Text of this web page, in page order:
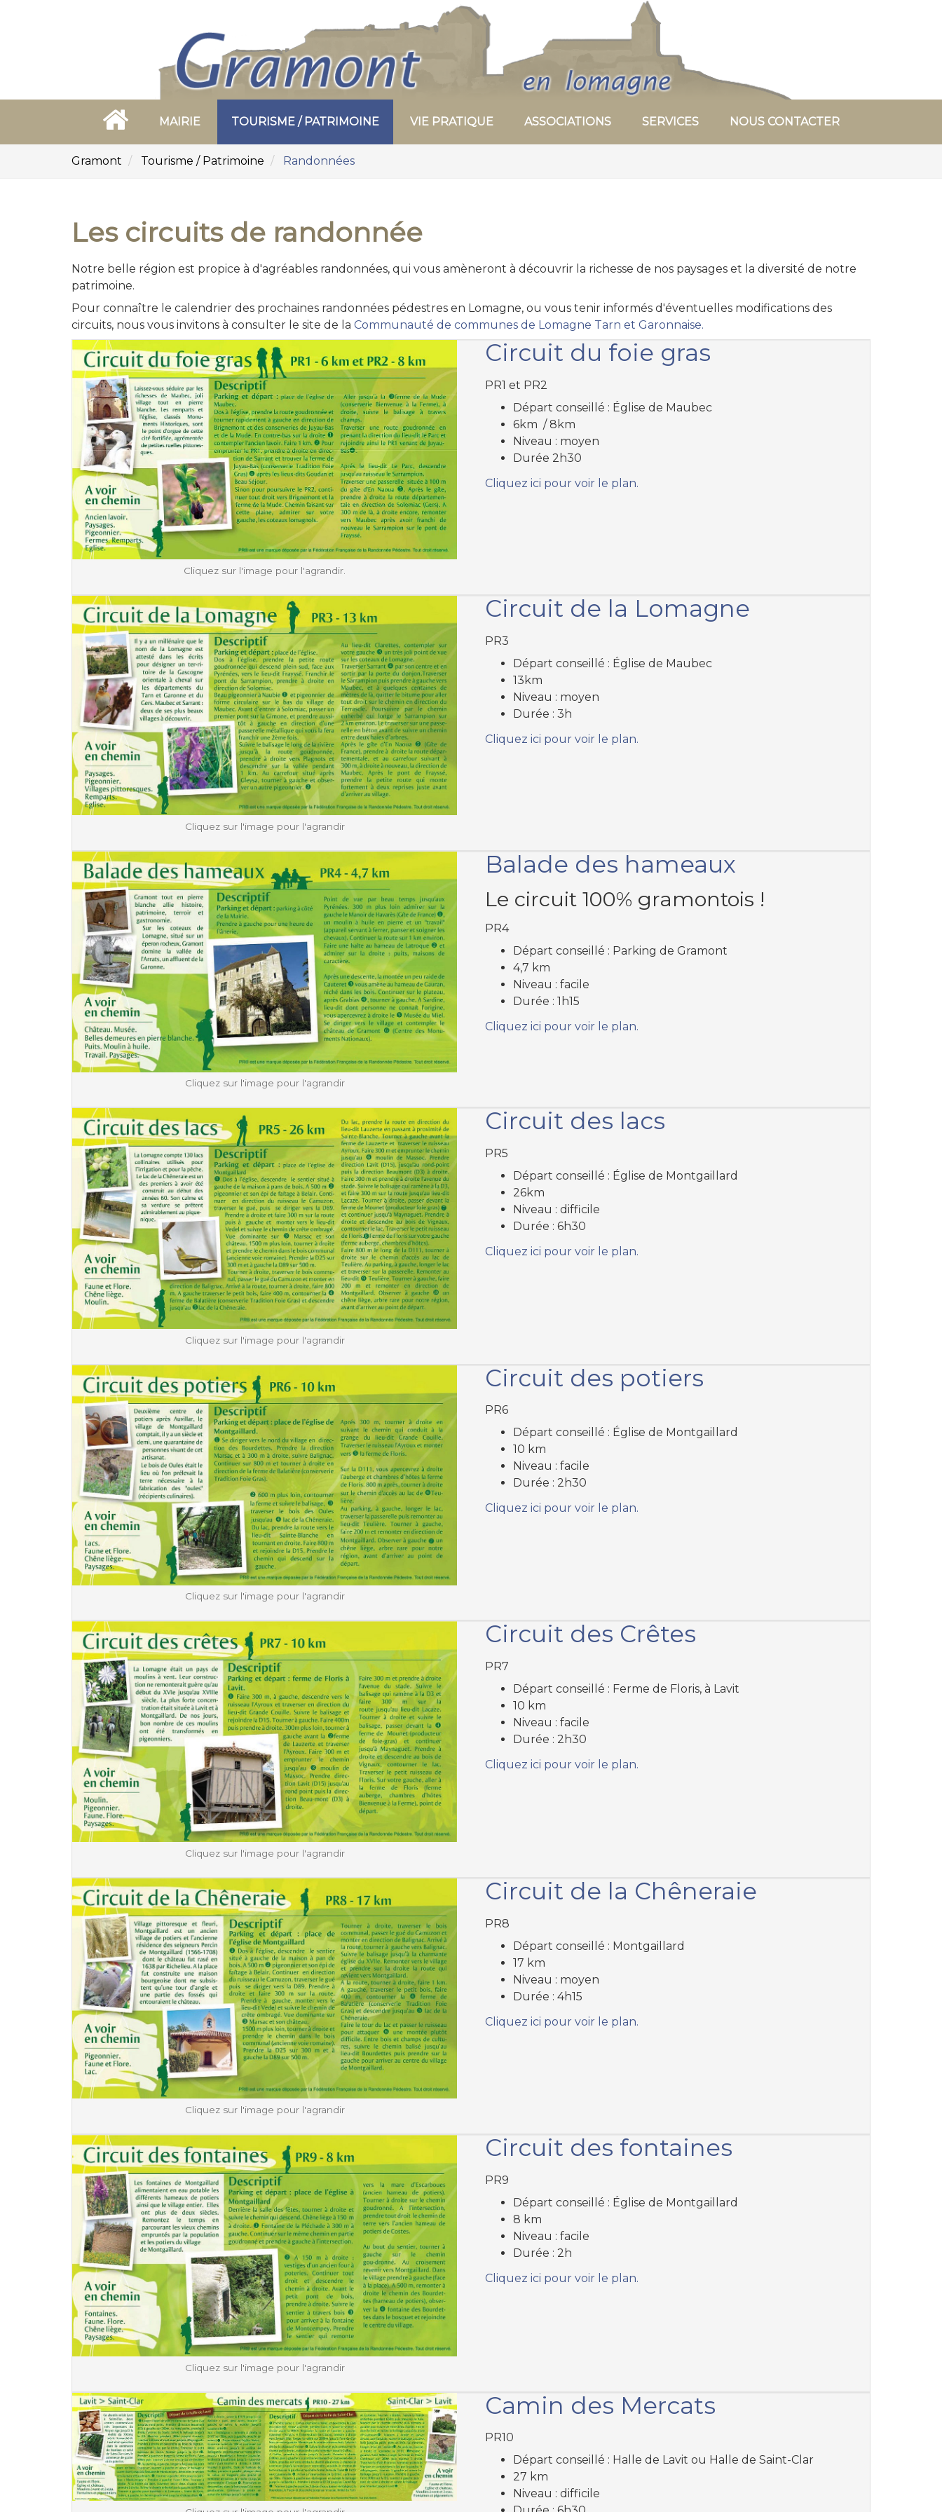
MAIRIE TOURISME / PATRIMOINE VIE PRATIQUE ASSOCIATIONS SERVICES NOUS CONTACTER
êtes
Gramont Tourisme / Patrimoine Randonnées
Les circuits de randonnée
Notre belle région est propice à d'agréables randonnées, qui vous amèneront à découvrir la richesse de nos paysages et la diversité de notre
patrimoine.
Pour connaître le calendrier des prochaines randonnées pédestres en Lomagne, ou vous tenir informés d'éventuelles modifications des
circuits, nous vous invitons à consulter le site de la Communauté de communes de Lomagne Tarn et Garonnaise.
Cliquez sur l'image pour l'agrandir.
Circuit du foie gras
PR1 et PR2
Départ conseillé : Église de Maubec
6km / 8km
Niveau : moyen
Durée 2h30
Cliquez ici pour voir le plan.
Cliquez sur l'image pour l'agrandir
Circuit de la Lomagne
PR3
Départ conseillé : Église de Maubec
13km
Niveau : moyen
Durée : 3h
Cliquez ici pour voir le plan.
Cliquez sur l'image pour l'agrandir
Balade des hameaux
Le circuit 100% gramontois !
PR4
Départ conseillé : Parking de Gramont
4,7 km
Niveau : facile
Durée : 1h15
Cliquez ici pour voir le plan.
Cliquez sur l'image pour l'agrandir
Circuit des lacs
PR5
Départ conseillé : Église de Montgaillard
26km
Niveau : difficile
Durée : 6h30
Cliquez ici pour voir le plan.
Cliquez sur l'image pour l'agrandir
Circuit des potiers
PR6
Départ conseillé : Église de Montgaillard
10 km
Niveau : facile
Durée : 2h30
Cliquez ici pour voir le plan.
Cliquez sur l'image pour l'agrandir
Circuit des Crêtes
PR7
Départ conseillé : Ferme de Floris, à Lavit
10 km
Niveau : facile
Durée : 2h30
Cliquez ici pour voir le plan.
Cliquez sur l'image pour l'agrandir
Circuit de la Chêneraie
PR8
Départ conseillé : Montgaillard
17 km
Niveau : moyen
Durée : 4h15
Cliquez ici pour voir le plan.
Cliquez sur l'image pour l'agrandir
Circuit des fontaines
PR9
Départ conseillé : Église de Montgaillard
8 km
Niveau : facile
Durée : 2h
Cliquez ici pour voir le plan.
Camin des Mercats
PR10
Départ conseillé : Halle de Lavit ou Halle de Saint-Clar
27 km
Niveau : difficile